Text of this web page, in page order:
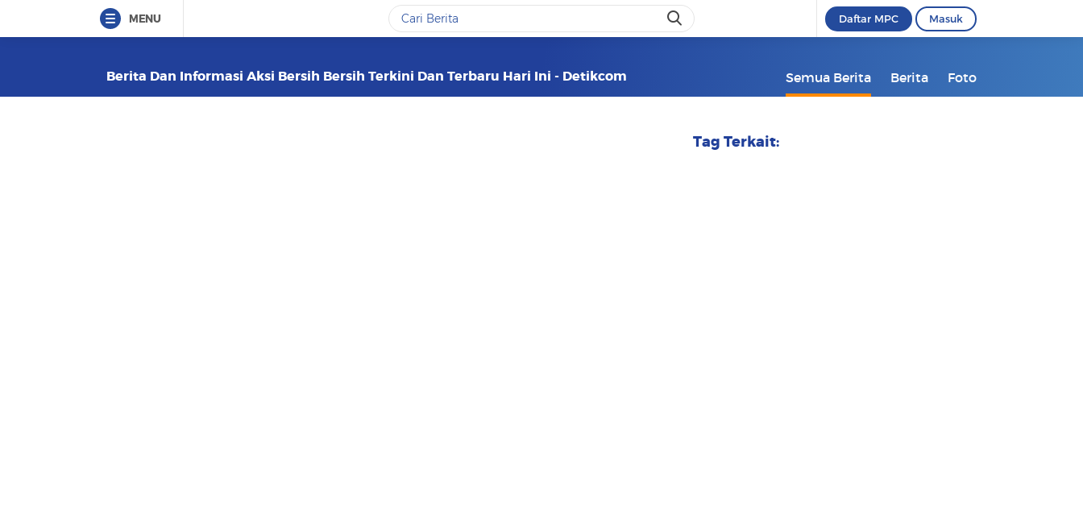
MENU Daftar MPC Masuk
Berita Dan Informasi Aksi Bersih Bersih Terkini Dan Terbaru Hari Ini - Detikcom Semua Berita Berita Foto
Tag Terkait: